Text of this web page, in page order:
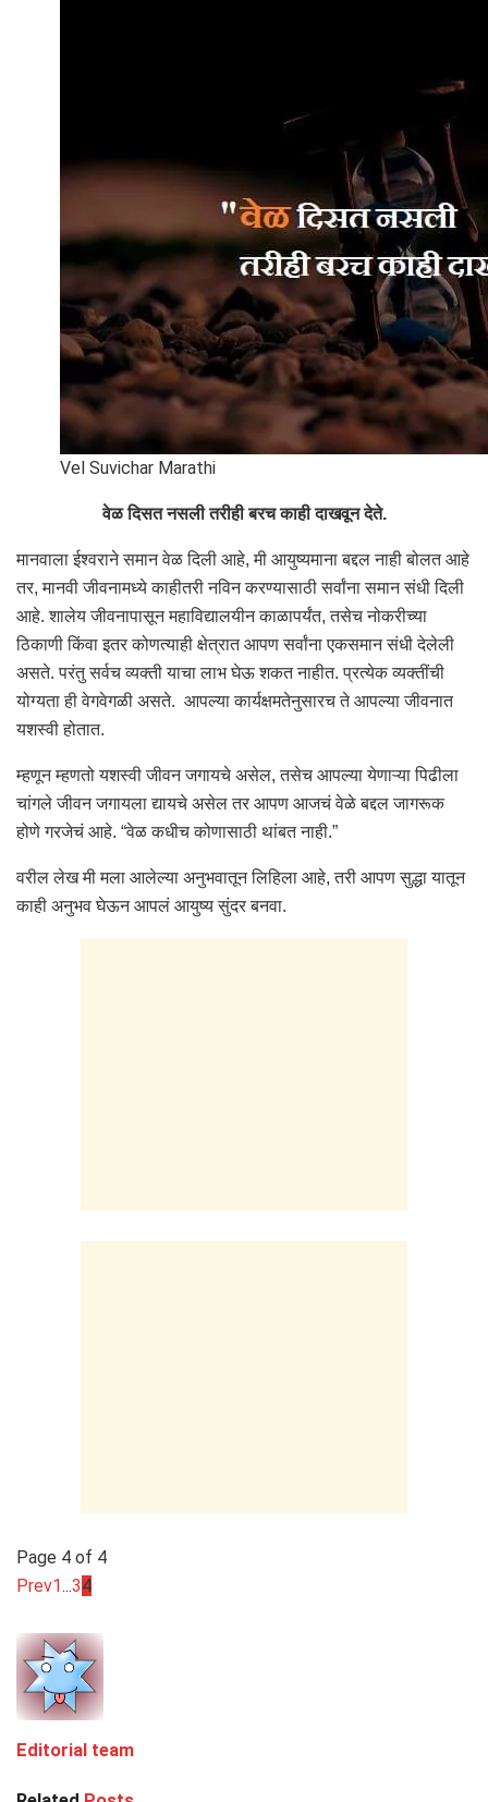
Vel Suvichar Marathi
वेळ दिसत नसली तरीही बरच काही दाखवून देते.
मानवाला ईश्वराने समान वेळ दिली आहे, मी आयुष्यमाना बद्दल नाही बोलत आहे
तर, मानवी जीवनामध्ये काहीतरी नविन करण्यासाठी सर्वांना समान संधी दिली
आहे. शालेय जीवनापासून महाविद्यालयीन काळापर्यंत, तसेच नोकरीच्या
ठिकाणी किंवा इतर कोणत्याही क्षेत्रात आपण सर्वांना एकसमान संधी देलेली
असते. परंतु सर्वच व्यक्ती याचा लाभ घेऊ शकत नाहीत. प्रत्येक व्यक्तींची
योग्यता ही वेगवेगळी असते. आपल्या कार्यक्षमतेनुसारच ते आपल्या जीवनात
यशस्वी होतात.
म्हणून म्हणतो यशस्वी जीवन जगायचे असेल, तसेच आपल्या येणाऱ्या पिढीला
चांगले जीवन जगायला द्यायचे असेल तर आपण आजचं वेळे बद्दल जागरूक
होणे गरजेचं आहे. “वेळ कधीच कोणासाठी थांबत नाही.”
वरील लेख मी मला आलेल्या अनुभवातून लिहिला आहे, तरी आपण सुद्धा यातून
काही अनुभव घेऊन आपलं आयुष्य सुंदर बनवा.
Page 4 of 4
Prev1...34
Editorial team